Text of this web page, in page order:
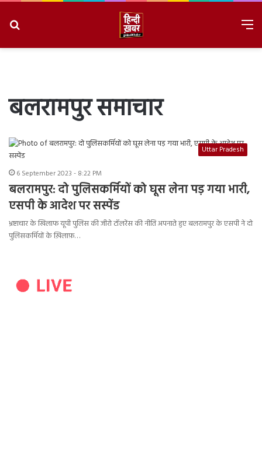
बलरामपुर समाचार
Uttar Pradesh
6 September 2023 - 8:22 PM
बलरामपुर: दो पुलिसकर्मियों को घूस लेना पड़ गया भारी,
एसपी के आदेश पर सस्पेंड
भ्रष्टाचार के खिलाफ यूपी पुलिस की जीरो टॉलरेंस की नीति अपनाते हुए बलरामपुर के एसपी ने दो
पुलिसकर्मियों के ख़िलाफ़…